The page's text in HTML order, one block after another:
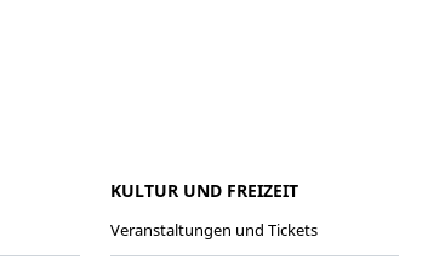
KULTUR UND FREIZEIT
Veranstaltungen und Tickets